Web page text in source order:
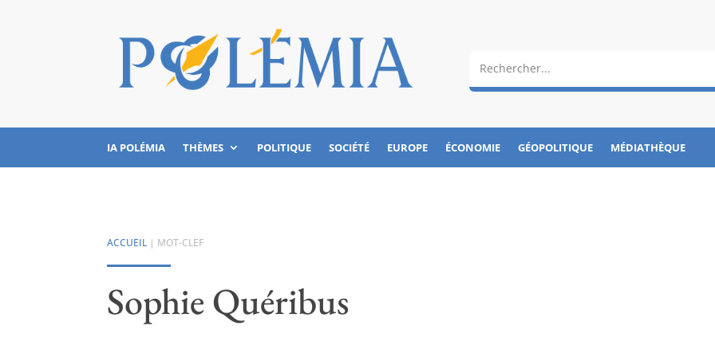
IA POLÉMIA THÈMES POLITIQUE SOCIÉTÉ EUROPE ÉCONOMIE GÉOPOLITIQUE MÉDIATHÈQUE
ACCUEIL | MOT-CLEF
Sophie Quéribus